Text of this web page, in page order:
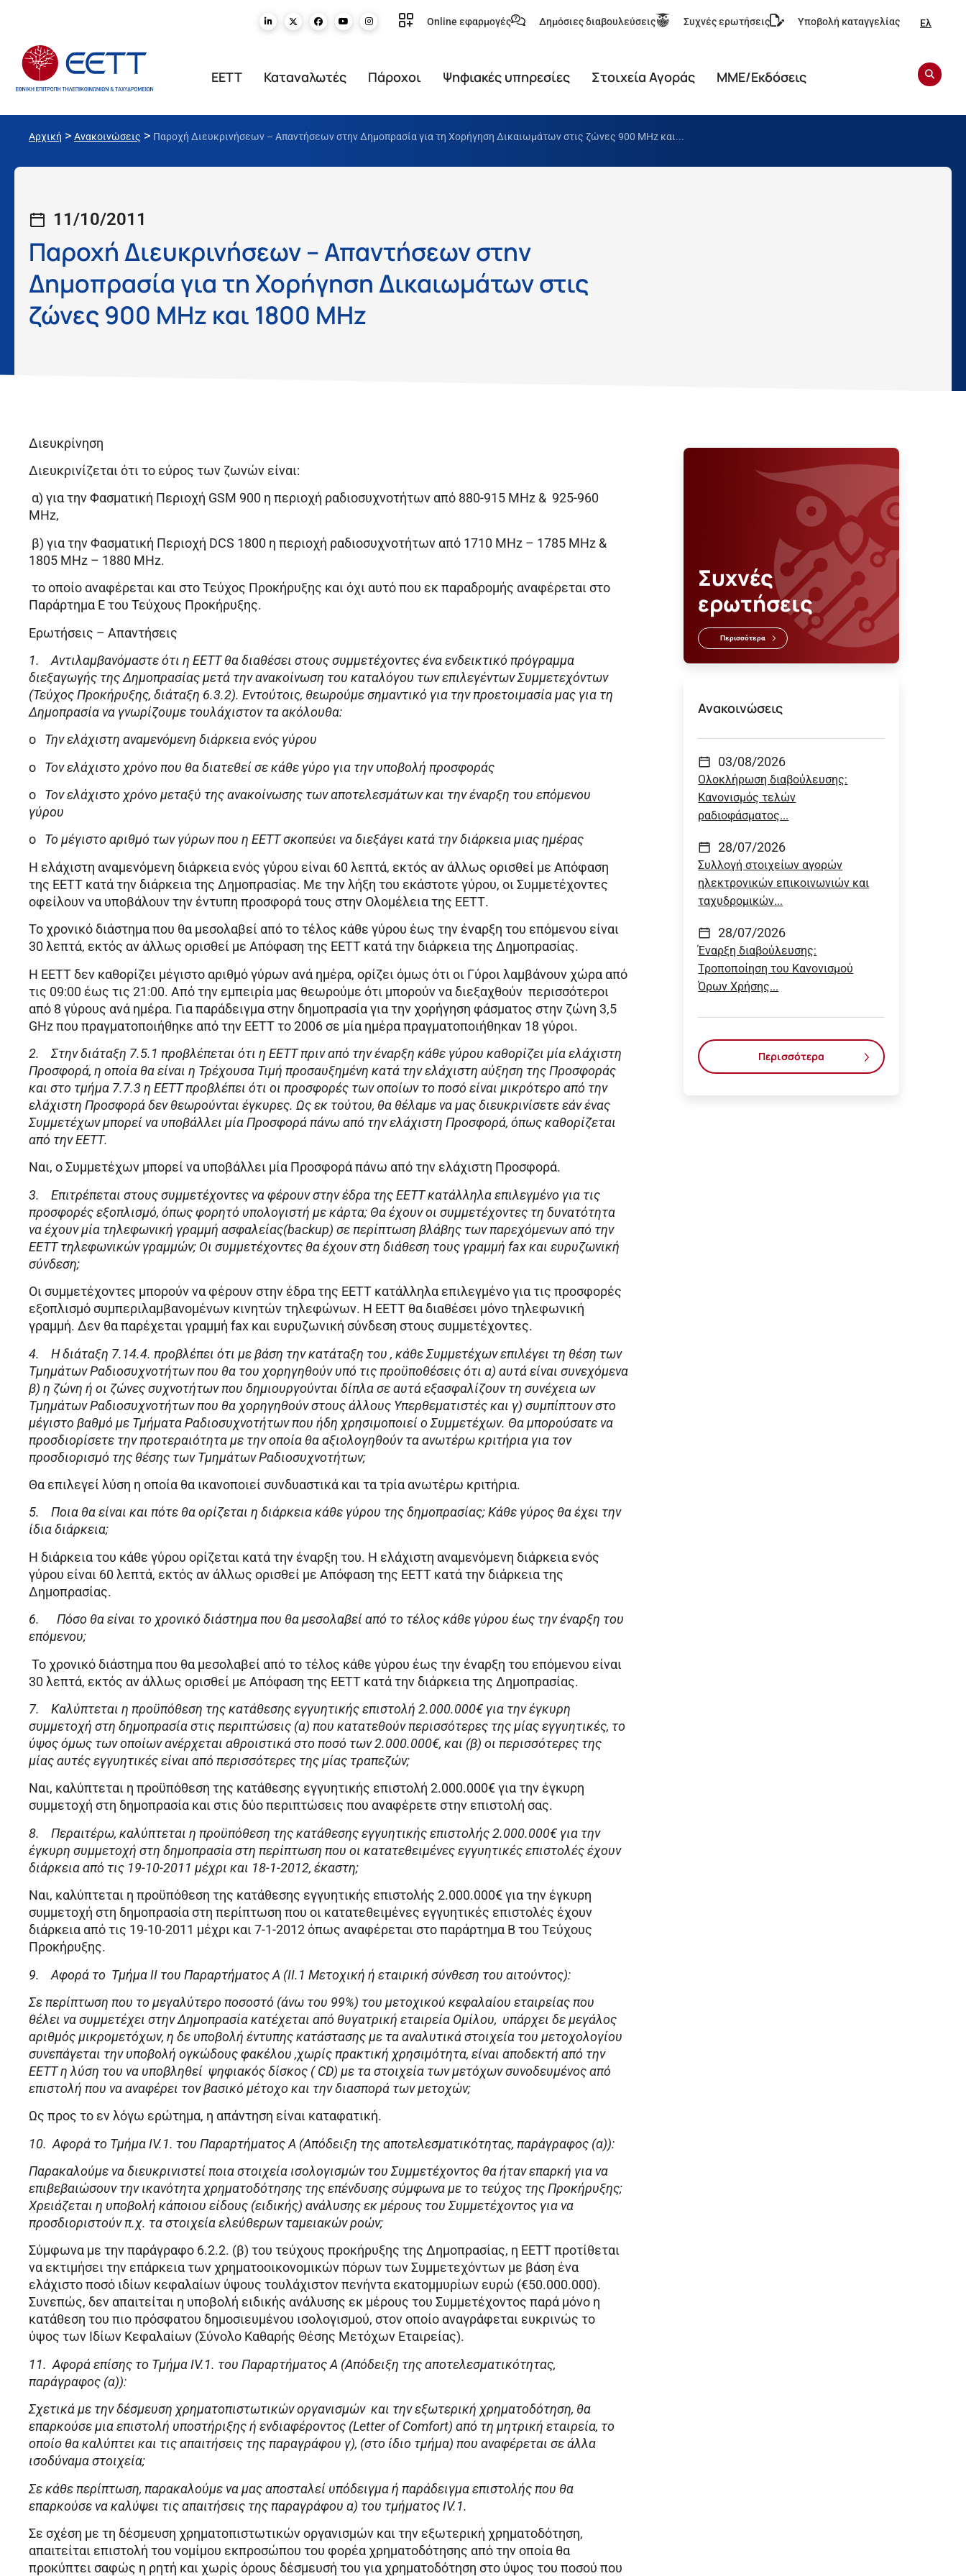
Online εφαρμογές Δημόσιες διαβουλεύσεις Συχνές ερωτήσεις Υποβολή καταγγελίας Ελ
ΕΕΤΤ Καταναλωτές Πάροχοι Ψηφιακές υπηρεσίες Στοιχεία Αγοράς ΜΜΕ/Εκδόσεις
Αρχική > Ανακοινώσεις > Παροχή Διευκρινήσεων – Απαντήσεων στην Δημοπρασία για τη Χορήγηση Δικαιωμάτων στις ζώνες 900 MHz και...
11/10/2011
Παροχή Διευκρινήσεων – Απαντήσεων στην
Δημοπρασία για τη Χορήγηση Δικαιωμάτων στις
ζώνες 900 MHz και 1800 MHz
Διευκρίνηση
Διευκρινίζεται ότι το εύρος των ζωνών είναι:
α) για την Φασματική Περιοχή GSM 900 η περιοχή ραδιοσυχνοτήτων από 880-915 MHz & 925-960
MHz,
β) για την Φασματική Περιοχή DCS 1800 η περιοχή ραδιοσυχνοτήτων από 1710 MHz – 1785 MHz &
1805 MHz – 1880 MHz.
το οποίο αναφέρεται και στο Τεύχος Προκήρυξης και όχι αυτό που εκ παραδρομής αναφέρεται στο
Παράρτημα Ε του Τεύχους Προκήρυξης.
Ερωτήσεις – Απαντήσεις
1.
Αντιλαμβανόμαστε ότι η ΕΕΤΤ θα διαθέσει στους συμμετέχοντες ένα ενδεικτικό πρόγραμμα
διεξαγωγής της Δημοπρασίας μετά την ανακοίνωση του καταλόγου των επιλεγέντων Συμμετεχόντων
(Τεύχος Προκήρυξης, διάταξη 6.3.2). Εντούτοις, θεωρούμε σημαντικό για την προετοιμασία μας για τη
Δημοπρασία να γνωρίζουμε τουλάχιστον τα ακόλουθα:
o Την ελάχιστη αναμενόμενη διάρκεια ενός γύρου
o Τον ελάχιστο χρόνο που θα διατεθεί σε κάθε γύρο για την υποβολή προσφοράς
o Τον ελάχιστο χρόνο μεταξύ της ανακοίνωσης των αποτελεσμάτων και την έναρξη του επόμενου
γύρου
o Το μέγιστο αριθμό των γύρων που η ΕΕΤΤ σκοπεύει να διεξάγει κατά την διάρκεια μιας ημέρας
Η ελάχιστη αναμενόμενη διάρκεια ενός γύρου είναι 60 λεπτά, εκτός αν άλλως ορισθεί με Απόφαση
της ΕΕΤΤ κατά την διάρκεια της Δημοπρασίας. Με την λήξη του εκάστοτε γύρου, οι Συμμετέχοντες
οφείλουν να υποβάλουν την έντυπη προσφορά τους στην Ολομέλεια της ΕΕΤΤ.
Το χρονικό διάστημα που θα μεσολαβεί από το τέλος κάθε γύρου έως την έναρξη του επόμενου είναι
30 λεπτά, εκτός αν άλλως ορισθεί με Απόφαση της ΕΕΤΤ κατά την διάρκεια της Δημοπρασίας.
Η ΕΕΤΤ δεν καθορίζει μέγιστο αριθμό γύρων ανά ημέρα, ορίζει όμως ότι οι Γύροι λαμβάνουν χώρα από
τις 09:00 έως τις 21:00. Από την εμπειρία μας θεωρούμε ότι μπορούν να διεξαχθούν περισσότεροι
από 8 γύρους ανά ημέρα. Για παράδειγμα στην δημοπρασία για την χορήγηση φάσματος στην ζώνη 3,5
GHz που πραγματοποιήθηκε από την ΕΕΤΤ το 2006 σε μία ημέρα πραγματοποιήθηκαν 18 γύροι.
2.
Στην διάταξη 7.5.1 προβλέπεται ότι η ΕΕΤΤ πριν από την έναρξη κάθε γύρου καθορίζει μία ελάχιστη
Προσφορά, η οποία θα είναι η Τρέχουσα Τιμή προσαυξημένη κατά την ελάχιστη αύξηση της Προσφοράς
και στο τμήμα 7.7.3 η ΕΕΤΤ προβλέπει ότι οι προσφορές των οποίων το ποσό είναι μικρότερο από την
ελάχιστη Προσφορά δεν θεωρούνται έγκυρες. Ως εκ τούτου, θα θέλαμε να μας διευκρινίσετε εάν ένας
Συμμετέχων μπορεί να υποβάλλει μία Προσφορά πάνω από την ελάχιστη Προσφορά, όπως καθορίζεται
από την ΕΕΤΤ.
Ναι, ο Συμμετέχων μπορεί να υποβάλλει μία Προσφορά πάνω από την ελάχιστη Προσφορά.
3.
Επιτρέπεται στους συμμετέχοντες να φέρουν στην έδρα της ΕΕΤΤ κατάλληλα επιλεγμένο για τις
προσφορές εξοπλισμό, όπως φορητό υπολογιστή με κάρτα; Θα έχουν οι συμμετέχοντες τη δυνατότητα
να έχουν μία τηλεφωνική γραμμή ασφαλείας(backup) σε περίπτωση βλάβης των παρεχόμενων από την
ΕΕΤΤ τηλεφωνικών γραμμών; Οι συμμετέχοντες θα έχουν στη διάθεση τους γραμμή fax και ευρυζωνική
σύνδεση;
Οι συμμετέχοντες μπορούν να φέρουν στην έδρα της ΕΕΤΤ κατάλληλα επιλεγμένο για τις προσφορές
εξοπλισμό συμπεριλαμβανομένων κινητών τηλεφώνων. Η ΕΕΤΤ θα διαθέσει μόνο τηλεφωνική
γραμμή. Δεν θα παρέχεται γραμμή fax και ευρυζωνική σύνδεση στους συμμετέχοντες.
4.
Η διάταξη 7.14.4. προβλέπει ότι με βάση την κατάταξη του , κάθε Συμμετέχων επιλέγει τη θέση των
Τμημάτων Ραδιοσυχνοτήτων που θα του χορηγηθούν υπό τις προϋποθέσεις ότι α) αυτά είναι συνεχόμενα
β) η ζώνη ή οι ζώνες συχνοτήτων που δημιουργούνται δίπλα σε αυτά εξασφαλίζουν τη συνέχεια ων
Τμημάτων Ραδιοσυχνοτήτων που θα χορηγηθούν στους άλλους Υπερθεματιστές και γ) συμπίπτουν στο
μέγιστο βαθμό με Τμήματα Ραδιοσυχνοτήτων που ήδη χρησιμοποιεί ο Συμμετέχων. Θα μπορούσατε να
προσδιορίσετε την προτεραιότητα με την οποία θα αξιολογηθούν τα ανωτέρω κριτήρια για τον
προσδιορισμό της θέσης των Τμημάτων Ραδιοσυχνοτήτων;
Θα επιλεγεί λύση η οποία θα ικανοποιεί συνδυαστικά και τα τρία ανωτέρω κριτήρια.
5.
Ποια θα είναι και πότε θα ορίζεται η διάρκεια κάθε γύρου της δημοπρασίας; Κάθε γύρος θα έχει την
ίδια διάρκεια;
Η διάρκεια του κάθε γύρου ορίζεται κατά την έναρξη του. Η ελάχιστη αναμενόμενη διάρκεια ενός
γύρου είναι 60 λεπτά, εκτός αν άλλως ορισθεί με Απόφαση της ΕΕΤΤ κατά την διάρκεια της
Δημοπρασίας.
6.
Πόσο θα είναι το χρονικό διάστημα που θα μεσολαβεί από το τέλος κάθε γύρου έως την έναρξη του
επόμενου;
Το χρονικό διάστημα που θα μεσολαβεί από το τέλος κάθε γύρου έως την έναρξη του επόμενου είναι
30 λεπτά, εκτός αν άλλως ορισθεί με Απόφαση της ΕΕΤΤ κατά την διάρκεια της Δημοπρασίας.
7.
Καλύπτεται η προϋπόθεση της κατάθεσης εγγυητικής επιστολή 2.000.000€ για την έγκυρη
συμμετοχή στη δημοπρασία στις περιπτώσεις (α) που κατατεθούν περισσότερες της μίας εγγυητικές, το
ύψος όμως των οποίων ανέρχεται αθροιστικά στο ποσό των 2.000.000€, και (β) οι περισσότερες της
μίας αυτές εγγυητικές είναι από περισσότερες της μίας τραπεζών;
Ναι, καλύπτεται η προϋπόθεση της κατάθεσης εγγυητικής επιστολή 2.000.000€ για την έγκυρη
συμμετοχή στη δημοπρασία και στις δύο περιπτώσεις που αναφέρετε στην επιστολή σας.
8.
Περαιτέρω, καλύπτεται η προϋπόθεση της κατάθεσης εγγυητικής επιστολής 2.000.000€ για την
έγκυρη συμμετοχή στη δημοπρασία στη περίπτωση που οι κατατεθειμένες εγγυητικές επιστολές έχουν
διάρκεια από τις 19-10-2011 μέχρι και 18-1-2012, έκαστη;
Ναι, καλύπτεται η προϋπόθεση της κατάθεσης εγγυητικής επιστολής 2.000.000€ για την έγκυρη
συμμετοχή στη δημοπρασία στη περίπτωση που οι κατατεθειμένες εγγυητικές επιστολές έχουν
διάρκεια από τις 19-10-2011 μέχρι και 7-1-2012 όπως αναφέρεται στο παράρτημα Β του Τεύχους
Προκήρυξης.
9.
Αφορά το Τμήμα ΙΙ του Παραρτήματος Α (ΙΙ.1 Μετοχική ή εταιρική σύνθεση του αιτούντος):
Σε περίπτωση που το μεγαλύτερο ποσοστό (άνω του 99%) του μετοχικού κεφαλαίου εταιρείας που
θέλει να συμμετέχει στην Δημοπρασία κατέχεται από θυγατρική εταιρεία Ομίλου, υπάρχει δε μεγάλος
αριθμός μικρομετόχων, η δε υποβολή έντυπης κατάστασης με τα αναλυτικά στοιχεία του μετοχολογίου
συνεπάγεται την υποβολή ογκώδους φακέλου ,χωρίς πρακτική χρησιμότητα, είναι αποδεκτή από την
ΕΕΤΤ η λύση του να υποβληθεί ψηφιακός δίσκος ( CD) με τα στοιχεία των μετόχων συνοδευμένος από
επιστολή που να αναφέρει τον βασικό μέτοχο και την διασπορά των μετοχών;
Ως προς το εν λόγω ερώτημα, η απάντηση είναι καταφατική.
10. Αφορά το Τμήμα ΙV.1. του Παραρτήματος Α (Απόδειξη της αποτελεσματικότητας, παράγραφος (α)):
Παρακαλούμε να διευκρινιστεί ποια στοιχεία ισολογισμών του Συμμετέχοντος θα ήταν επαρκή για να
επιβεβαιώσουν την ικανότητα χρηματοδότησης της επένδυσης σύμφωνα με το τεύχος της Προκήρυξης;
Χρειάζεται η υποβολή κάποιου είδους (ειδικής) ανάλυσης εκ μέρους του Συμμετέχοντος για να
προσδιοριστούν π.χ. τα στοιχεία ελεύθερων ταμειακών ροών;
Σύμφωνα με την παράγραφο 6.2.2. (β) του τεύχους προκήρυξης της Δημοπρασίας, η ΕΕΤΤ προτίθεται
να εκτιμήσει την επάρκεια των χρηματοοικονομικών πόρων των Συμμετεχόντων με βάση ένα
ελάχιστο ποσό ιδίων κεφαλαίων ύψους τουλάχιστον πενήντα εκατομμυρίων ευρώ (€50.000.000).
Συνεπώς, δεν απαιτείται η υποβολή ειδικής ανάλυσης εκ μέρους του Συμμετέχοντος παρά μόνο η
κατάθεση του πιο πρόσφατου δημοσιευμένου ισολογισμού, στον οποίο αναγράφεται ευκρινώς το
ύψος των Ιδίων Κεφαλαίων (Σύνολο Καθαρής Θέσης Μετόχων Εταιρείας).
11. Αφορά επίσης το Τμήμα ΙV.1. του Παραρτήματος Α (Απόδειξη της αποτελεσματικότητας,
παράγραφος (α)):
Σχετικά με την δέσμευση χρηματοπιστωτικών οργανισμών και την εξωτερική χρηματοδότηση, θα
επαρκούσε μια επιστολή υποστήριξης ή ενδιαφέροντος (Letter of Comfort) από τη μητρική εταιρεία, το
οποίο θα καλύπτει και τις απαιτήσεις της παραγράφου γ), (στο ίδιο τμήμα) που αναφέρεται σε άλλα
ισοδύναμα στοιχεία;
Σε κάθε περίπτωση, παρακαλούμε να μας αποσταλεί υπόδειγμα ή παράδειγμα επιστολής που θα
επαρκούσε να καλύψει τις απαιτήσεις της παραγράφου α) του τμήματος ΙV.1.
Σε σχέση με τη δέσμευση χρηματοπιστωτικών οργανισμών και την εξωτερική χρηματοδότηση,
απαιτείται επιστολή του νομίμου εκπροσώπου του φορέα χρηματοδότησης από την οποία θα
προκύπτει σαφώς η ρητή και χωρίς όρους δέσμευσή του για χρηματοδότηση στο ύψος του ποσού που
Συχνές
ερωτήσεις
Περισσότερα
Ανακοινώσεις
03/08/2026
Ολοκλήρωση διαβούλευσης:
Κανονισμός τελών
ραδιοφάσματος...
28/07/2026
Συλλογή στοιχείων αγορών
ηλεκτρονικών επικοινωνιών και
ταχυδρομικών...
28/07/2026
Έναρξη διαβούλευσης:
Τροποποίηση του Κανονισμού
Όρων Χρήσης...
Περισσότερα